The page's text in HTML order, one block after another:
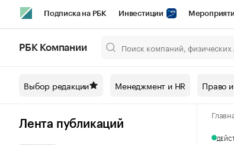
Подписка на РБК Инвестиции
Спецпроекты СПб Конференции СПб
Технологии и медиа Рынок
РБК Компании
Выбор редакции Менеджмент и HR Право
Лента публикаций